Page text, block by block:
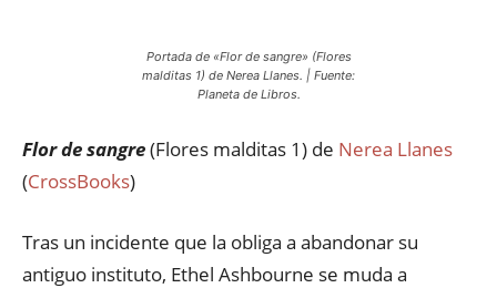
Portada de «Flor de sangre» (Flores
malditas 1) de Nerea Llanes. | Fuente:
Planeta de Libros.
Flor de sangre(Flores malditas 1) de Nerea Llanes
(CrossBooks)
Tras un incidente que la obliga a abandonar su
antiguo instituto, Ethel Ashbourne se muda a